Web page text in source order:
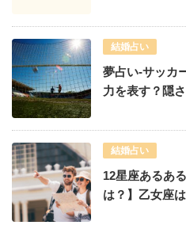
結婚占い
夢占い-サッカ
力を表す？隠
結婚占い
12星座あるあ
は？】乙女座